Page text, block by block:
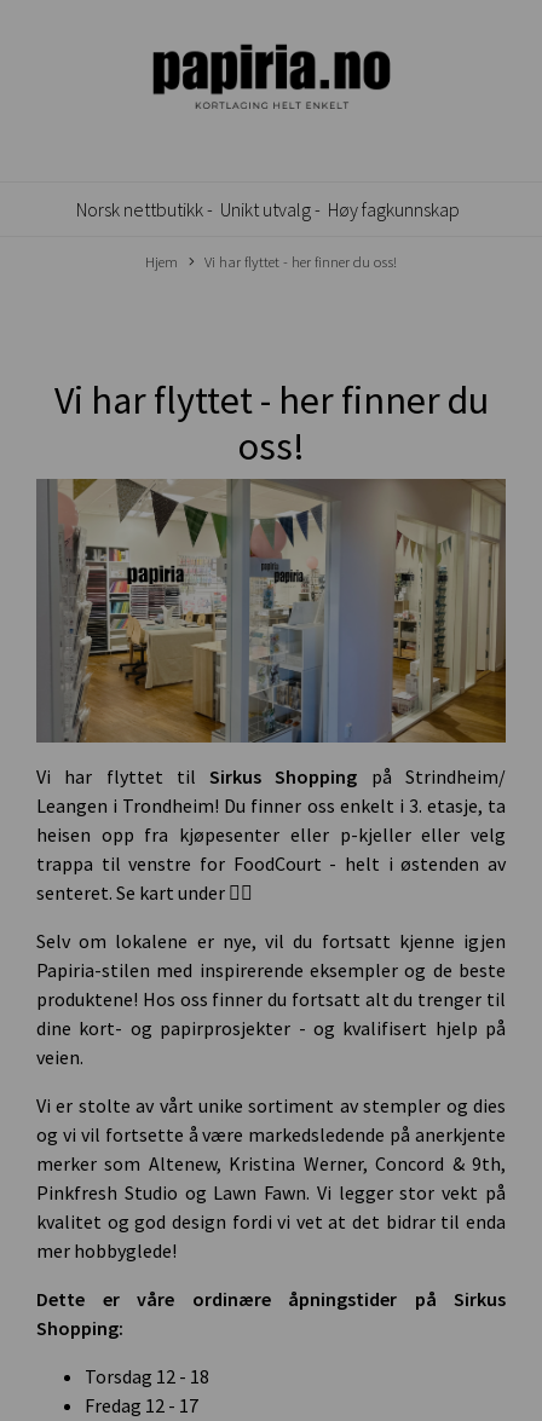
Norsk nettbutikk - Unikt utvalg - Høy fagkunnskap
Hjem Vi har flyttet - her finner du oss!
Vi har flyttet - her finner du
oss!
Vi har flyttet tilSirkus Shopping på Strindheim/
Leangen i Trondheim! Du finner oss enkelt i 3. etasje, ta
heisen opp fra kjøpesenter eller p-kjeller eller velg
trappa til venstre for FoodCourt - helt i østenden av
senteret. Se kart under 👇🏻
Selv om lokalene er nye, vil du fortsatt kjenne igjen
Papiria-stilen med inspirerende eksempler og de beste
produktene! Hos oss finner du fortsatt alt du trenger til
dine kort- og papirprosjekter - og kvalifisert hjelp på
veien.
Vi er stolte av vårt unike sortiment av stempler og dies
og vi vil fortsette å være markedsledende på anerkjente
merker som Altenew, Kristina Werner, Concord & 9th,
Pinkfresh Studio og Lawn Fawn. Vi legger stor vekt på
kvalitet og god design fordi vi vet at det bidrar til enda
mer hobbyglede!
Dette er våre ordinære åpningstider på Sirkus
Shopping:
Torsdag 12 - 18
Fredag 12 - 17